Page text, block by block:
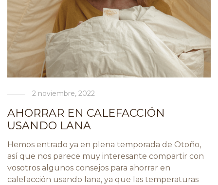
2 noviembre, 2022
AHORRAR EN CALEFACCIÓN
USANDO LANA
Hemos entrado ya en plena temporada de Otoño,
así que nos parece muy interesante compartir con
vosotros algunos consejos para ahorrar en
calefacción usando lana, ya que las temperaturas